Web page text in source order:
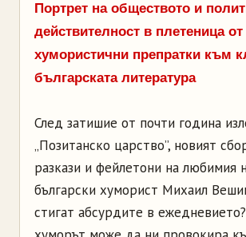
Портрет на обществото и
действителност в плетеница от
хумористични препратки към
българската литература
След затишие от почти година
„Позитанско царство”, новият
разкази и фейлетони на любимия
български хуморист Михаил
стигат абсурдите в